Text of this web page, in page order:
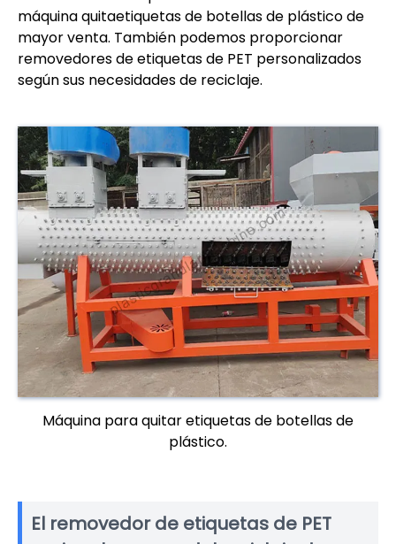
máquina quitaetiquetas de botellas de plástico de
mayor venta. También podemos proporcionar
removedores de etiquetas de PET personalizados
según sus necesidades de reciclaje.
Máquina para quitar etiquetas de botellas de
plástico.
El removedor de etiquetas de PET